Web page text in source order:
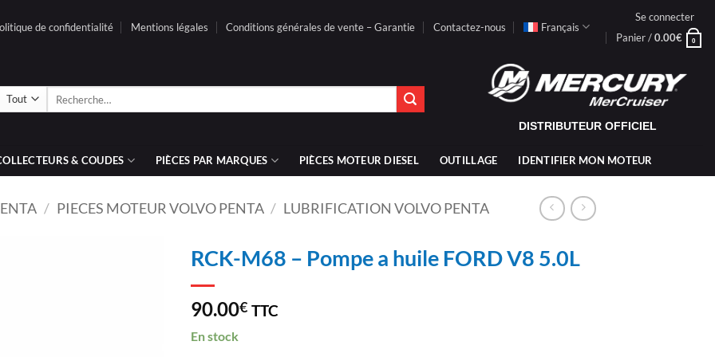
de confidentialité Mentions légales Conditions générales de vente – Garantie Contactez-nous Français
Se connecter
Panier /0.00€ 0
Recherche
DISTRIBUTEUR OFFICIEL
& COUDES PIÈCES PAR MARQUES PIÈCES MOTEUR DIESEL OUTILLAGE IDENTIFIER MON MOTEUR
/ PIECES MOTEUR VOLVO PENTA / LUBRIFICATION VOLVO PENTA
RCK-M68 – Pompe a huile FORD V8 5.0L
90.00€ TTC
En stock